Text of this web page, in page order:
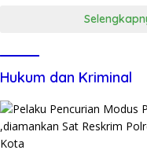
Hukum dan Kriminal